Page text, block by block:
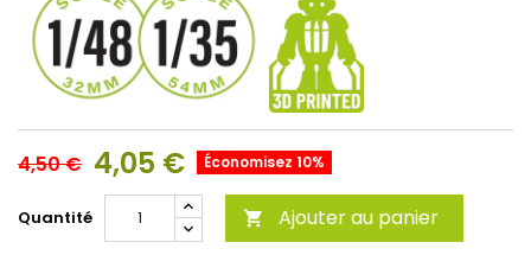
4,50 € 4,05 € Économisez 10%
Quantité  Ajouter au panier